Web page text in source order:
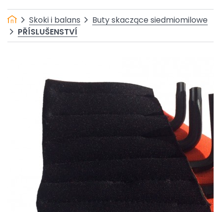
Skoki i balans
Buty skaczące siedmiomilowe
PŘÍSLUŠENSTVÍ